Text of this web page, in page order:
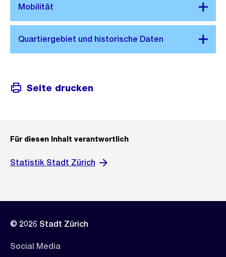
Seite drucken
Für diesen Inhalt verantwortlich
Statistik Stadt Zürich
© 2026 Stadt Zürich
Social Media